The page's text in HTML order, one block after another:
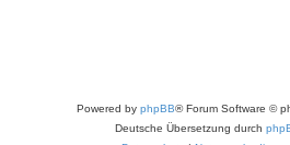
Powered by phpBB® Forum Software ©
Deutsche Übersetzung durch